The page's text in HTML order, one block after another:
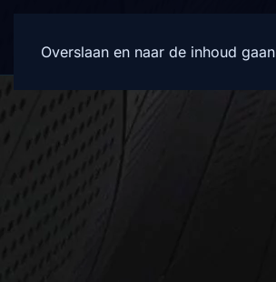
Overslaan en naar de inhoud gaan